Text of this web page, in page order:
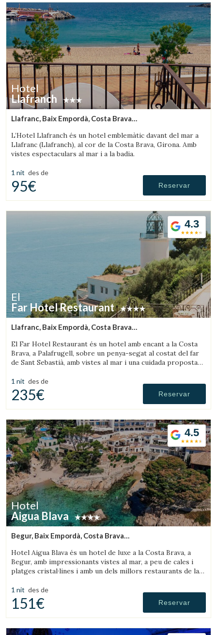
Hotel
Llafranch
Llafranc, Baix Empordà, Costa Brava
L’Hotel Llafranch és un hotel emblemàtic davant del mar a
Llafranc (Llafranch), al cor de la Costa Brava, Girona. Amb
vistes espectaculars al mar i a la badia.
1 nit des de
95€ Reservar
4.3
El
Far Hotel Restaurant
Llafranc, Baix Empordà, Costa Brava
El Far Hotel Restaurant és un hotel amb encant a la Costa
Brava, a Palafrugell, sobre un penya-segat al costat del far
de Sant Sebastià, amb vistes al mar i una cuidada proposta
1 nit des de
235€ Reservar
4.5
Hotel
Aigua Blava
Begur, Baix Empordà, Costa Brava
Hotel Aigua Blava és un hotel de luxe a la Costa Brava, a
Begur, amb impressionants vistes al mar, a peu de cales i
platges cristal·lines i amb un dels millors restaurants de la
1 nit des de
151€ Reservar